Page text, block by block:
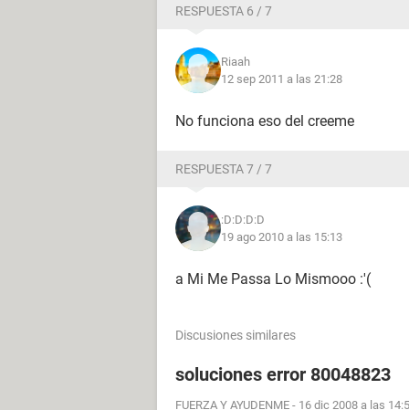
RESPUESTA 6 / 7
Riaah
12 sep 2011 a las 21:28
No funciona eso del creeme
RESPUESTA 7 / 7
:D:D:D:D
19 ago 2010 a las 15:13
a Mi Me Passa Lo Mismooo :'(
Discusiones similares
soluciones error 80048823
FUERZA Y AYUDENME - 16 dic 2008 a las